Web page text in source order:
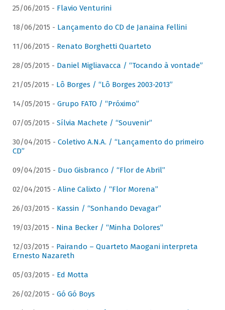
25/06/2015 - Flavio Venturini
18/06/2015 - Lançamento do CD de Janaina Fellini
11/06/2015 - Renato Borghetti Quarteto
28/05/2015 - Daniel Migliavacca / “Tocando à vontade”
21/05/2015 - Lô Borges / “Lô Borges 2003-2013”
14/05/2015 - Grupo FATO / “Próximo”
07/05/2015 - Sílvia Machete / “Souvenir”
30/04/2015 - Coletivo A.N.A. / “Lançamento do primeiro
CD”
09/04/2015 - Duo Gisbranco / “Flor de Abril”
02/04/2015 - Aline Calixto / “Flor Morena”
26/03/2015 - Kassin / “Sonhando Devagar”
19/03/2015 - Nina Becker / “Minha Dolores”
12/03/2015 - Pairando – Quarteto Maogani interpreta
Ernesto Nazareth
05/03/2015 - Ed Motta
26/02/2015 - Gó Gó Boys